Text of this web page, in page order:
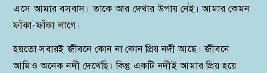
এসে আমার বসবাস। তাকে আর দেখার উপায় নেই। আমার কেমন
ফাঁকা-ফাঁকা লাগে।
হয়তো সবারই জীবনে কোন না কোন প্রিয় নদী আছে। জীবনে
আমিও অনেক নদী দেখেছি। কিন্তু একটি নদীই আমার প্রিয় হয়ে